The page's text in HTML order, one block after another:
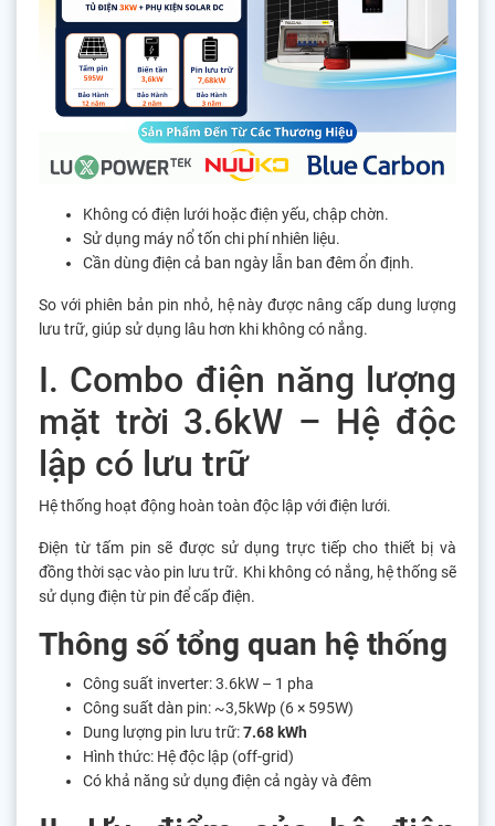
Không có điện lưới hoặc điện yếu, chập chờn.
Sử dụng máy nổ tốn chi phí nhiên liệu.
Cần dùng điện cả ban ngày lẫn ban đêm ổn định.
So với phiên bản pin nhỏ, hệ này được nâng cấp dung lượng
lưu trữ, giúp sử dụng lâu hơn khi không có nắng.
I. Combo điện năng lượng
mặt trời 3.6kW – Hệ độc
lập có lưu trữ
Hệ thống hoạt động hoàn toàn độc lập với điện lưới.
Điện từ tấm pin sẽ được sử dụng trực tiếp cho thiết bị và
đồng thời sạc vào pin lưu trữ. Khi không có nắng, hệ thống sẽ
sử dụng điện từ pin để cấp điện.
Thông số tổng quan hệ thống
Công suất inverter: 3.6kW – 1 pha
Công suất dàn pin: ~3,5kWp (6 × 595W)
Dung lượng pin lưu trữ:7.68 kWh
Hình thức: Hệ độc lập (off-grid)
Có khả năng sử dụng điện cả ngày và đêm